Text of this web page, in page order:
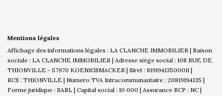
Mentions légales
Affichage des informations légales : LA CLANCHE IMMOBILIER | Raison
sociale : LA CLANCHE IMMOBILIER | Adresse siège social : 108 RUE DE
THIONVILLE - 57970 KOENIGSMACKER | Siret : 81919413500011 |
RCS : THIONVILLE | Numero TVA Intracommunautaire : 20819194135 |
Forme juridique : SARL | Capital social : 10 000 | Assurance RCP : NC |